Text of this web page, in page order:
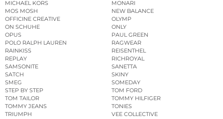
MICHAEL KORS
MONARI
MOS MOSH
NEW BALANCE
OFFICINE CREATIVE
OLYMP
ON SCHUHE
ONLY
OPUS
PAUL GREEN
POLO RALPH LAUREN
RAGWEAR
RAINKISS
REISENTHEL
REPLAY
RICHROYAL
SAMSONITE
SANETTA
SATCH
SKINY
SMEG
SOMEDAY
STEP BY STEP
TOM FORD
TOM TAILOR
TOMMY HILFIGER
TOMMY JEANS
TONIES
TRIUMPH
VEE COLLECTIVE